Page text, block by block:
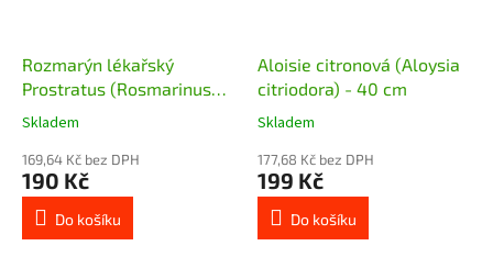
Rozmarýn lékařský
Prostratus (Rosmarinus
officinalis prostratus) - 15
Skladem
169,64 Kč bez DPH
190 Kč
Do košíku
Aloisie citronová (Aloysia
citriodora) - 40 cm
Skladem
177,68 Kč bez DPH
199 Kč
Do košíku